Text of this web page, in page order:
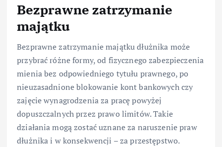
Bezprawne zatrzymanie
majątku
Bezprawne zatrzymanie majątku dłużnika może
przybrać różne formy, od fizycznego zabezpieczenia
mienia bez odpowiedniego tytułu prawnego, po
nieuzasadnione blokowanie kont bankowych czy
zajęcie wynagrodzenia za pracę powyżej
dopuszczalnych przez prawo limitów. Takie
działania mogą zostać uznane za naruszenie praw
dłużnika i w konsekwencji – za przestępstwo.